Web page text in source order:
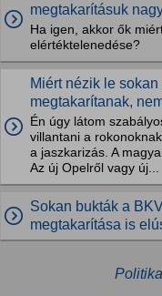
megtakarításuk
Ha igen, akkor ők
elértéktelenedése?
Miért nézik le
megtakarítanak,
Én úgy látom
villantani a
a jaszkarizás. A
Az új Opelről vagy új...
Sokan bukták a
megtakarítása is